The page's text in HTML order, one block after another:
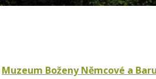
Muzeum Boženy Němcové a